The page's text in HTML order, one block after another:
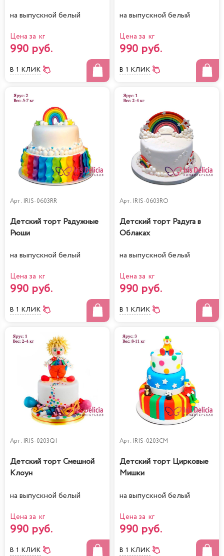
на выпускной белый
Цена за кг
990 руб.
В 1 КЛИК
на выпускной белый
Цена за кг
990 руб.
В 1 КЛИК
Арт. IRIS-0603RR
Детский торт Радужные
Рюши
на выпускной белый
Цена за кг
990 руб.
В 1 КЛИК
Арт. IRIS-0603RO
Детский торт Радуга в
Облаках
на выпускной белый
Цена за кг
990 руб.
В 1 КЛИК
Арт. IRIS-0203QI
Детский торт Смешной
Клоун
на выпускной белый
Цена за кг
990 руб.
В 1 КЛИК
Арт. IRIS-0203CM
Детский торт Цирковые
Мишки
на выпускной белый
Цена за кг
990 руб.
В 1 КЛИК